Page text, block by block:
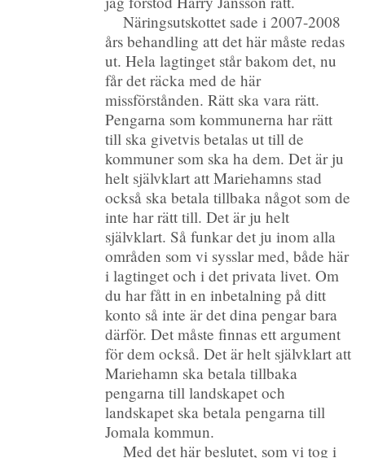
Näringsutskottet sade i 2007-2008
års behandling att det här måste redas
ut. Hela lagtinget står bakom det, nu
får det räcka med de här
missförstånden. Rätt ska vara rätt.
Pengarna som kommunerna har rätt
till ska givetvis betalas ut till de
kommuner som ska ha dem. Det är ju
helt självklart att Mariehamns stad
också ska betala tillbaka något som de
inte har rätt till. Det är ju helt
självklart. Så funkar det ju inom alla
områden som vi sysslar med, både här
i lagtinget och i det privata livet. Om
du har fått in en inbetalning på ditt
konto så inte är det dina pengar bara
därför. Det måste finnas ett argument
för dem också. Det är helt självklart att
Mariehamn ska betala tillbaka
pengarna till landskapet och
landskapet ska betala pengarna till
Jomala kommun.
Med det här beslutet, som vi tog i